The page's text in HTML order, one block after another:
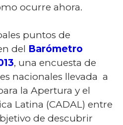
ocurre ahora.
puntos de
del Barómetro
, una encuesta de
nacionales llevada a
la Apertura y el
Latina (CADAL) entre
de descubrir